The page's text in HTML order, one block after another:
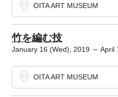
OITA ART MUSEUM
竹を編む技
January 16 (Wed), 2019 ～ April
OITA ART MUSEUM